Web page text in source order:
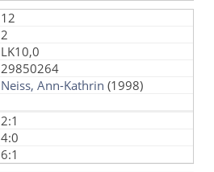
12
2
LK10,0
29850264
Neiss, Ann-Kathrin (1998)
2:1
4:0
6:1